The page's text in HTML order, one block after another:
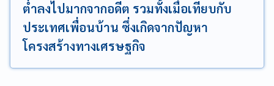
ต่ำลงไปมากจากอดีต รวมทั้งเมื่อเทียบกับ
ประเทศเพื่อนบ้าน ซึ่งเกิดจากปัญหา
โครงสร้างทางเศรษฐกิจ